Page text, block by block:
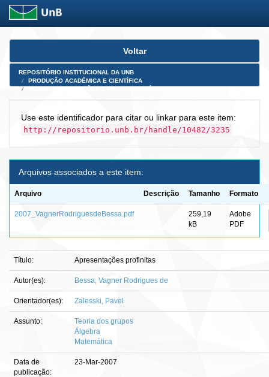
Skip
Voltar
REPOSITÓRIO INSTITUCIONAL DA UNB
PRODUÇÃO ACADÊMICA E CIENTÍFICA
Use este identificador para citar ou linkar para este item:
http://repositorio.unb.br/handle/10482/3235
Arquivos associados a este item:
Arquivo Descrição Tamanho Formato
2007_VagnerRodriguesdeBessa.pdf
259,19
kB
Adobe
PDF
Título: Apresentações profinitas
Autor(es): Bessa, Vagner Rodrigues de
Orientador(es): Zalesski, Pavel
Assunto:
Teoria dos grupos
Álgebra
Matemática
Data de
publicação:
23-Mar-2007